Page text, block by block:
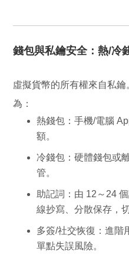
錢包與私鑰安全：熱/冷
虛擬貨幣的所有權來自私鑰
為：
熱錢包 ：手機/電腦
額。
冷錢包 ：硬體錢包或
管。
助記詞 ：由 12～24
線抄寫 、分散保存 ，
多簽/社交恢復 ：進
單點失誤風險。